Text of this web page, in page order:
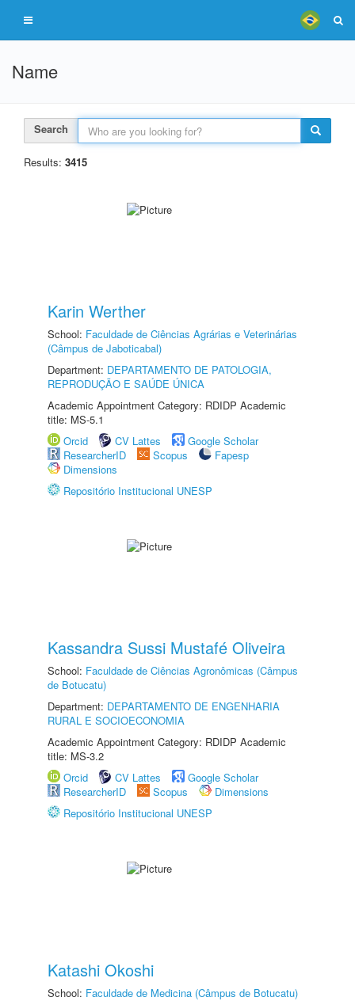
Name
Search
Results: 3415
Karin Werther
School: Faculdade de Ciências Agrárias e Veterinárias
(Câmpus de Jaboticabal)
Department: DEPARTAMENTO DE PATOLOGIA,
REPRODUÇÃO E SAÚDE ÚNICA
Academic Appointment Category: RDIDP Academic
title: MS-5.1
Orcid
CV Lattes
Google Scholar
ResearcherID
Scopus
Fapesp
Dimensions
Repositório Institucional UNESP
Kassandra Sussi Mustafé Oliveira
School: Faculdade de Ciências Agronômicas (Câmpus
de Botucatu)
Department: DEPARTAMENTO DE ENGENHARIA
RURAL E SOCIOECONOMIA
Academic Appointment Category: RDIDP Academic
title: MS-3.2
Orcid
CV Lattes
Google Scholar
ResearcherID
Scopus
Dimensions
Repositório Institucional UNESP
Katashi Okoshi
School: Faculdade de Medicina (Câmpus de Botucatu)